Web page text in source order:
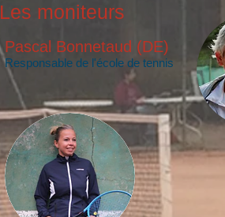
Les moniteurs
Pascal Bonnetaud (DE)
Responsable de l'école de tennis